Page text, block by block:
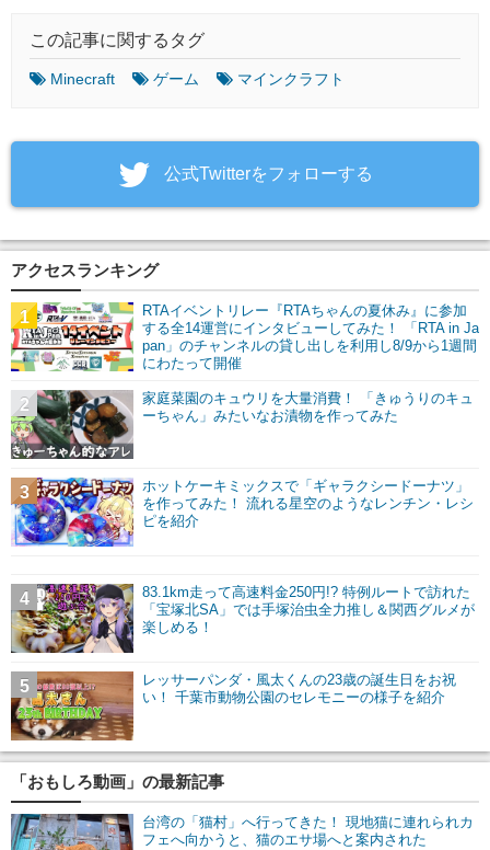
この記事に関するタグ
Minecraft ゲーム マインクラフト
‎公式Twitterをフォローする
アクセスランキング
RTAイベントリレー『RTAちゃんの夏休み』に参加
する全14運営にインタビューしてみた！ 「RTA in Ja
pan」のチャンネルの貸し出しを利用し8/9から1週間
にわたって開催
1
家庭菜園のキュウリを大量消費！ 「きゅうりのキュ
ーちゃん」みたいなお漬物を作ってみた
2
ホットケーキミックスで「ギャラクシードーナツ」
を作ってみた！ 流れる星空のようなレンチン・レシ
ピを紹介
3
83.1km走って高速料金250円!? 特例ルートで訪れた
「宝塚北SA」では手塚治虫全力推し＆関西グルメが
楽しめる！
4
レッサーパンダ・風太くんの23歳の誕生日をお祝
い！ 千葉市動物公園のセレモニーの様子を紹介
5
「おもしろ動画」の最新記事
台湾の「猫村」へ行ってきた！ 現地猫に連れられカ
フェへ向かうと、猫のエサ場へと案内された